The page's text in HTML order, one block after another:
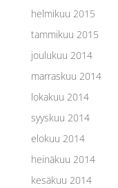
helmikuu 2015
tammikuu 2015
joulukuu 2014
marraskuu 2014
lokakuu 2014
syyskuu 2014
elokuu 2014
heinäkuu 2014
kesäkuu 2014